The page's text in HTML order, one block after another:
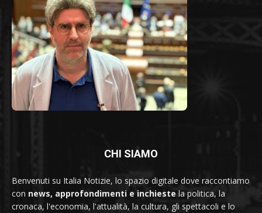
CHI SIAMO
Benvenuti su Italia Notizie, lo spazio digitale dove raccontiamo
con news, approfondimenti e inchieste la politica, la
cronaca, l'economia, l'attualità, la cultura, gli spettacoli e lo